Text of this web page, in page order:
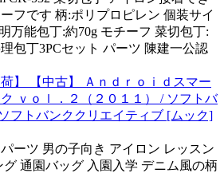
フです 柄:ポリプロピレン 個装サイ
万能包丁:約70g モチーフ 菜切包丁:
包丁3PCセット パーツ 陳建一公認
】 【中古】 Ａｎｄｒｏｉｄスマー
ｖｏｌ．２（２０１１） / ソフトバ
フトバンククリエイティブ [ムック]
ーツ 男の子向き アイロン レッスン
通園バッグ 入園入学 デニム風の柄